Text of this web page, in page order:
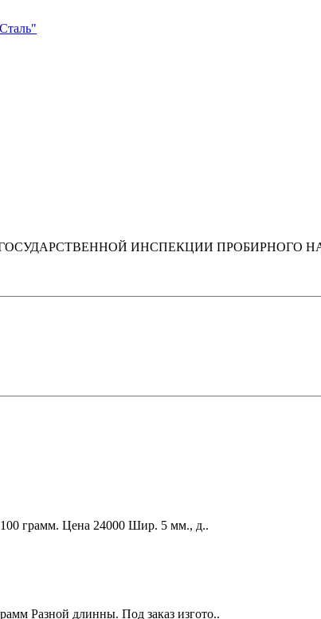
ИНСПЕКЦИИ ПРОБИРНОГО
грамм. Цена 24000 Шир. 5 мм., д..
Разной длинны. Под заказ изгото..